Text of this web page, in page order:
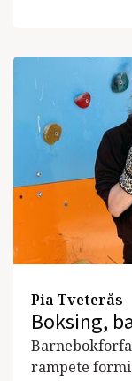
Pia Tveterås
Boksing,
rampete